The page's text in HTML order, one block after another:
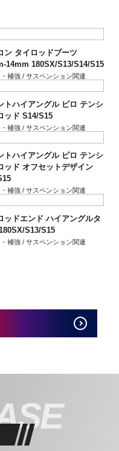
ン タイロッドブーツ
14mm 180SX/S13/S14/S15
補強 / サスペンション関連
トハイアングル ピロ テンシ
ッド S14/S15
補強 / サスペンション関連
トハイアングル ピロ テンシ
ッド オフセットデザイン
補強 / サスペンション関連
ッドエンド ハイアングルタ
S13/S15
補強 / サスペンション関連